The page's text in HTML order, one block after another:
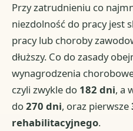
Przy zatrudnieniu co
niezdolność do pracy jest
pracy lub choroby
dłuższy. Co do zasady
wynagrodzenia
czyli zwykle do 182 dni, a
do270 dni, oraz pierwsze
rehabilitacyjnego.